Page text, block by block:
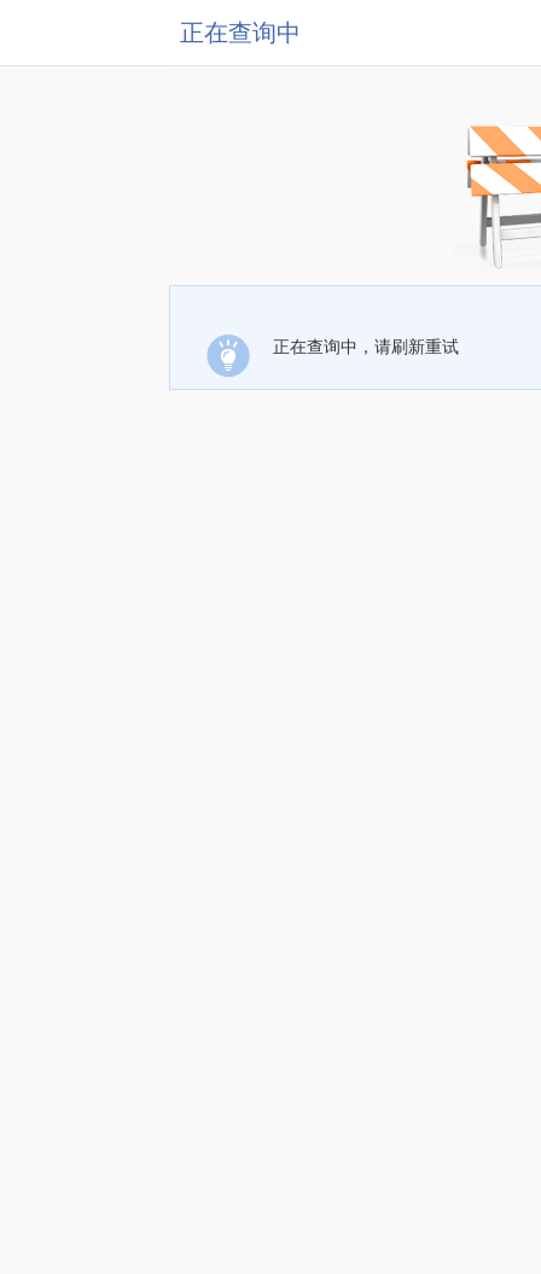
正在查询中
正在查询中，请刷新重试